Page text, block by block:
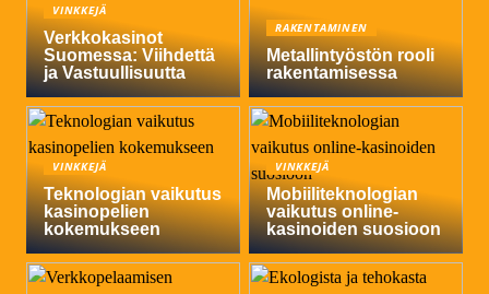
VINKKEJÄ
Verkkokasinot
Suomessa: Viihdettä
ja Vastuullisuutta
RAKENTAMINEN
Metallintyöstön rooli
rakentamisessa
VINKKEJÄ
Teknologian vaikutus
kasinopelien
kokemukseen
VINKKEJÄ
Mobiiliteknologian
vaikutus online-
kasinoiden suosioon